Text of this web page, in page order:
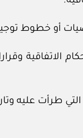
الاتفاقية